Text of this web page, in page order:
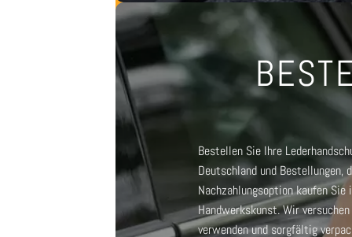
Bestellen Sie Ihre
Deutschland und Bestellungen,
Nachzahlungsoption kaufen
Handwerkskunst. Wir
verwenden und sorgfältig